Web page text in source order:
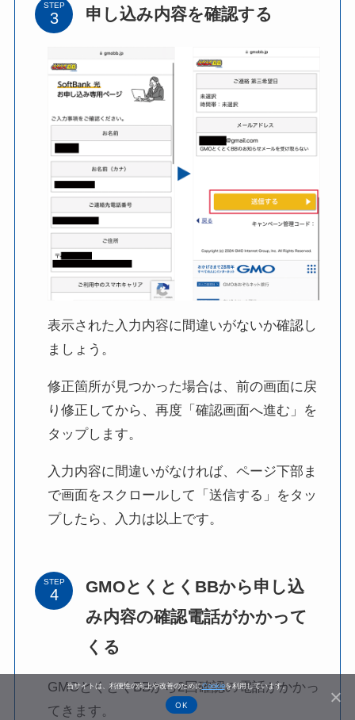
STEP 申し込み内容を確認する
表示された入力内容に間違いがないか確認し
ましょう。
修正箇所が見つかった場合は、前の画面に戻
り修正してから、再度「確認画面へ進む」を
タップします。
入力内容に間違いがなければ、ページ下部ま
で画面をスクロールして「送信する」をタッ
プしたら、入力は以上です。
STEP
GMOとくとくBBから申し込
み内容の確認電話がかかって
くる
GMOとくとくBBから2回確認の電話がかかっ
てきます。
当サイトは、利便性の向上や改善のためにCookieを利用しています。
OK